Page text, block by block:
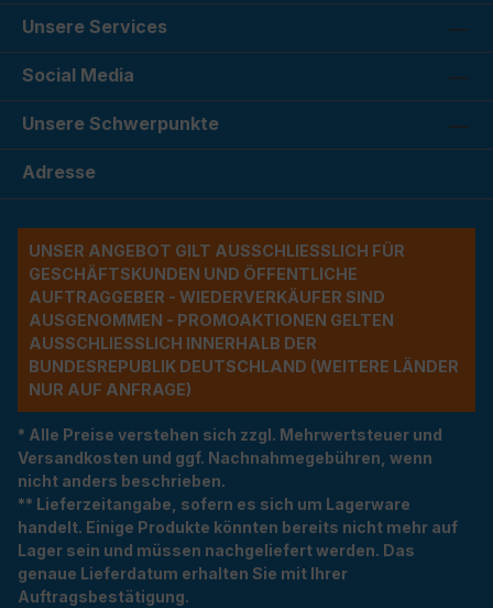
Unsere Services
Social Media
Unsere Schwerpunkte
Adresse
UNSER ANGEBOT GILT AUSSCHLIESSLICH FÜR G
ESCHÄFTSKUNDEN UND ÖFFENTLICHE A
UFTRAGGEBER - WIEDERVERKÄUFER SIND A
USGENOMMEN - PROMOAKTIONEN GELTEN A
USSCHLIESSLICH INNERHALB DER BU
NDESREPUBLIK DEUTSCHLAND (WEITERE LÄNDER NU
R AUF ANFRAGE)
* Alle Preise verstehen sich zzgl. Mehrwertsteuer und
Versandkosten und ggf. Nachnahmegebühren, wenn
nicht anders beschrieben.
** Lieferzeitangabe, sofern es sich um Lagerware
handelt. Einige Produkte könnten bereits nicht mehr auf
Lager sein und müssen nachgeliefert werden. Das
genaue Lieferdatum erhalten Sie mit Ihrer
Auftragsbestätigung.